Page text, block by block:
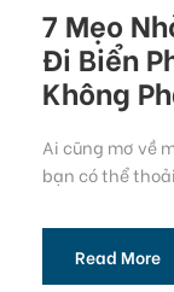
7 Mẹo
Đi Biển
Không
Ai cũng mơ về
bạn có thể
Read More